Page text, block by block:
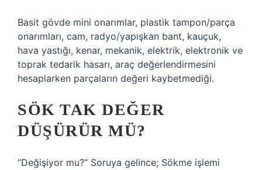
Basit gövde mini onarımlar, plastik tampon/parça
onarımları, cam, radyo/yapışkan bant, kauçuk,
hava yastığı, kenar, mekanik, elektrik, elektronik ve
toprak tedarik hasarı, araç değerlendirmesini
hesaplarken parçaların değeri kaybetmediği.
SÖK TAK DEĞER
DÜŞÜRÜR MÜ?
“Değişiyor mu?” Soruya gelince; Sökme işlemi